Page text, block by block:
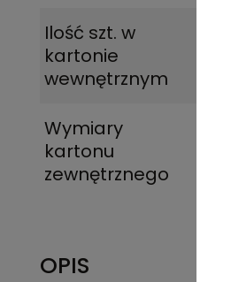
Ilość szt. w
kartonie
wewnętrznym
Wymiary
kartonu
zewnętrznego
OPIS